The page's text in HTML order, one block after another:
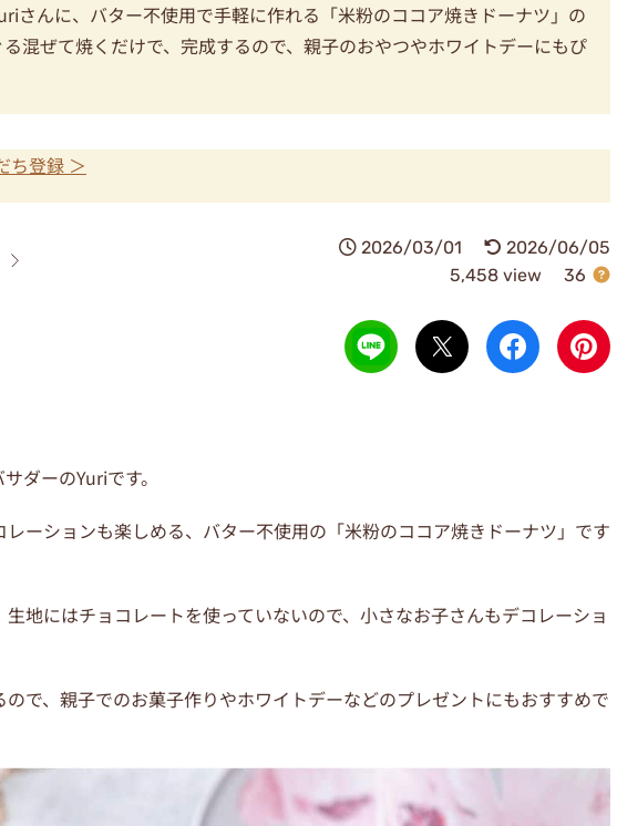
さんに、バター不使用で手軽に作れる「米粉のココア焼きドーナツ」の
混ぜて焼くだけで、完成するので、親子のおやつやホワイトデーにもぴ
ち登録 ＞
2026/03/01
2026/06/05
5,458 view
36
ダーのYuriです。
ーションも楽しめる、バター不使用の「米粉のココア焼きドーナツ」です
地にはチョコレートを使っていないので、小さなお子さんもデコレーショ
で、親子でのお菓子作りやホワイトデーなどのプレゼントにもおすすめで